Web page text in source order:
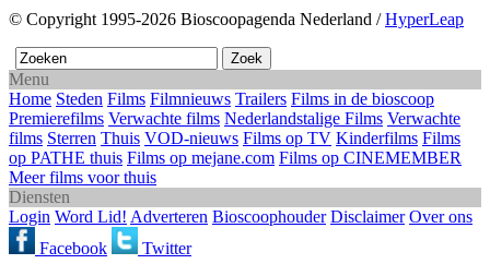
© Copyright 1995-2026 Bioscoopagenda Nederland /HyperLeap
Menu
Home Steden Films Filmnieuws Trailers Films in de bioscoop
Premierefilms Verwachte films Nederlandstalige Films Verwachte
films Sterren Thuis VOD-nieuws Films op TV Kinderfilms Films
op PATHE thuis Films op mejane.com Films op CINEMEMBER
Meer films voor thuis
Diensten
Login Word Lid! Adverteren Bioscoophouder Disclaimer Over ons
Facebook
Twitter